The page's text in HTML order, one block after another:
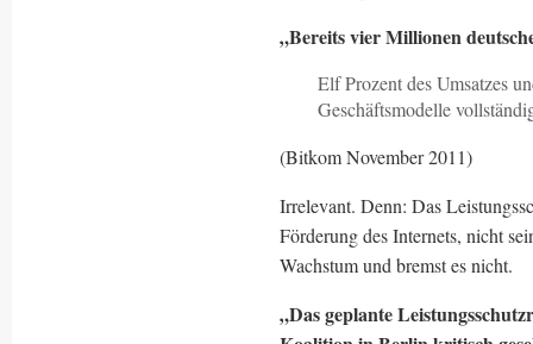
„Bereits vier Millionen
Elf Prozent des Umsatzes
Geschäftsmodelle
(Bitkom November 2011)
Irrelevant. Denn: Das
Förderung des Internets, nicht
Wachstum und bremst es nicht.
„Das geplante